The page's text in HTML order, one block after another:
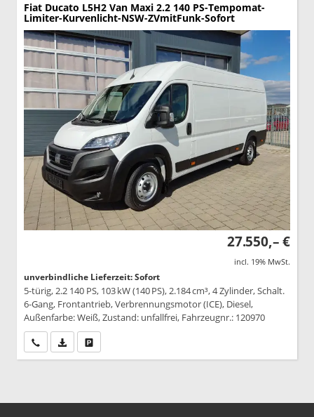
Fiat Ducato L5H2 Van Maxi 2.2 140 PS-Tempomat-
Limiter-Kurvenlicht-NSW-ZVmitFunk-Sofort
27.550,– €
incl. 19% MwSt.
unverbindliche Lieferzeit: Sofort
5-türig, 2.2 140 PS, 103 kW (140 PS), 2.184 cm³, 4 Zylinder, Schalt.
6-Gang, Frontantrieb, Verbrennungsmotor (ICE), Diesel,
Außenfarbe: Weiß, Zustand: unfallfrei, Fahrzeugnr.: 120970
Wir rufen Sie anPDF-Datei, Fahrzeugexposé drucken